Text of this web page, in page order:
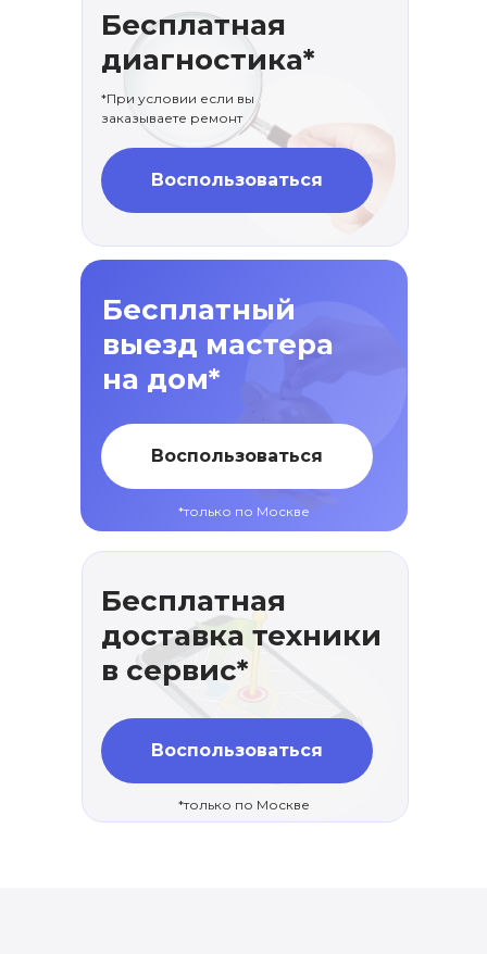
Бесплатная
диагностика*
Воспользоваться
*При условии если вы
заказываете ремонт
Воспользоваться
Бесплатный
выезд мастера
на дом*
*только по Москве
Бесплатная
доставка техники
в сервис*
Воспользоваться
*только по Москве